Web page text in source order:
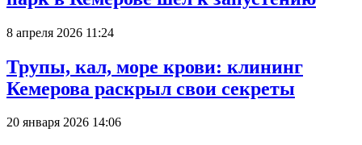
8 апреля 2026 11:24
Трупы, кал, море крови: клининг
Кемерова раскрыл свои секреты
20 января 2026 14:06